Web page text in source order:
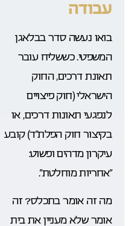
עבודה
בואו נעשה סדר בבלאגן
המשפטי. כששליח עובר
תאונת דרכים, החוק
הישראלי (חוק פיצויים
לנפגעי תאונות דרכים, או
בקיצור חוק הפלת”ד) קובע
עיקרון מדהים ופשוט:
“אחריות מוחלטת”.
מה זה אומר בתכלס? זה
אומר שלא מעניין את בית